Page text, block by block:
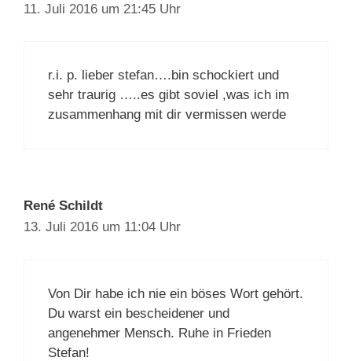
11. Juli 2016 um 21:45 Uhr
r.i. p. lieber stefan….bin schockiert und
sehr traurig …..es gibt soviel ,was ich im
zusammenhang mit dir vermissen werde
René Schildt
13. Juli 2016 um 11:04 Uhr
Von Dir habe ich nie ein böses Wort gehört.
Du warst ein bescheidener und
angenehmer Mensch. Ruhe in Frieden
Stefan!